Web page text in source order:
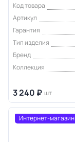
Код товара
Артикул
Гарантия
Тип изделия
Бренд
Коллекция
3 240 ₽ шт
Интернет-магазин